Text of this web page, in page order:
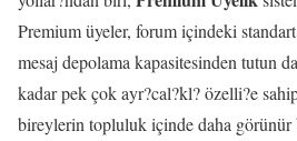
Premium üyeler, forum içindeki
mesaj depolama kapasitesinden tutun
kadar pek çok ayr?cal?kl? özelli?e
bireylerin topluluk içinde daha